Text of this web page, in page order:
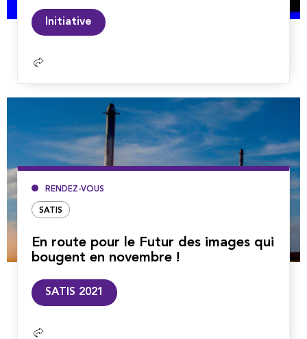
Initiative
RENDEZ-VOUS
SATIS
En route pour le Futur des images qui
bougent en novembre !
SATIS 2021